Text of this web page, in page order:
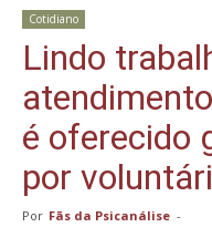
Cotidiano
Lindo
é oferecido
por
Por Fãs da Psicanálise -